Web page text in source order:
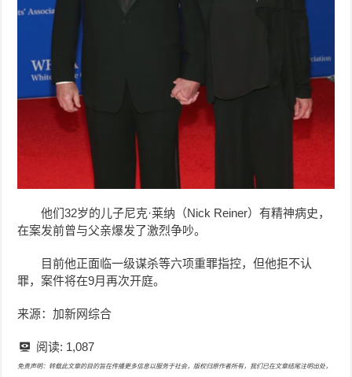
他们32岁的儿子尼克·莱纳（Nick Reiner）有精神病史，
在案发前曾与父亲爆发了激烈争吵。
目前他正面临一级谋杀等六项重罪指控，但他拒不认
罪，案件将在9月再次开庭。
来源：加新网综合
阅读: 1,087
免责声明：转载此文章的目的旨在传播更多信息以服务于社会，版权归原作者所有，我们已在文章结尾注明出处，